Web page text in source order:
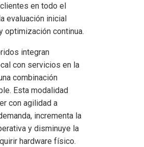
en todo el
evaluación inicial
optimización continua.
integran
con servicios en la
combinación
Esta modalidad
con agilidad a
incrementa la
y disminuye la
hardware físico.